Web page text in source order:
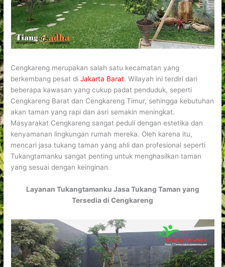
Cengkareng merupakan salah satu kecamatan yang
berkembang pesat diJakarta Barat. Wilayah ini terdiri dari
beberapa kawasan yang cukup padat penduduk, seperti
Cengkareng Barat dan Cengkareng Timur, sehingga kebutuhan
akan taman yang rapi dan asri semakin meningkat.
Masyarakat Cengkareng sangat peduli dengan estetika dan
kenyamanan lingkungan rumah mereka. Oleh karena itu,
mencari jasa tukang taman yang ahli dan profesional seperti
Tukangtamanku sangat penting untuk menghasilkan taman
yang sesuai dengan keinginan.
Layanan Tukangtamanku Jasa Tukang Taman yang
Tersedia di Cengkareng